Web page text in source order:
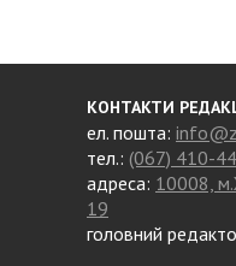
КОНТАКТИ
ел. пошта:
тел.: (067) 410-
адреса: 10008,
19
головний